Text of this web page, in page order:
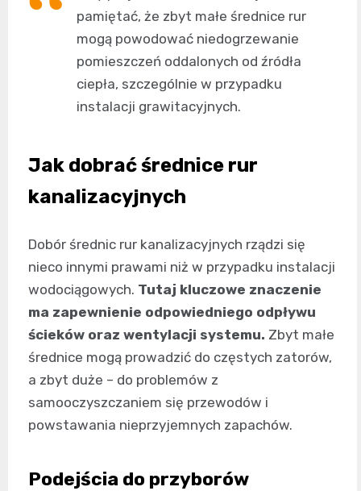
pamiętać, że zbyt małe średnice rur
mogą powodować niedogrzewanie
pomieszczeń oddalonych od źródła
ciepła, szczególnie w przypadku
instalacji grawitacyjnych.
Jak dobrać średnice rur
kanalizacyjnych
Dobór średnic rur kanalizacyjnych rządzi się
nieco innymi prawami niż w przypadku instalacji
wodociągowych. Tutaj kluczowe znaczenie
ma zapewnienie odpowiedniego odpływu
ścieków oraz wentylacji systemu. Zbyt małe
średnice mogą prowadzić do częstych zatorów,
a zbyt duże – do problemów z
samooczyszczaniem się przewodów i
powstawania nieprzyjemnych zapachów.
Podejścia do przyborów